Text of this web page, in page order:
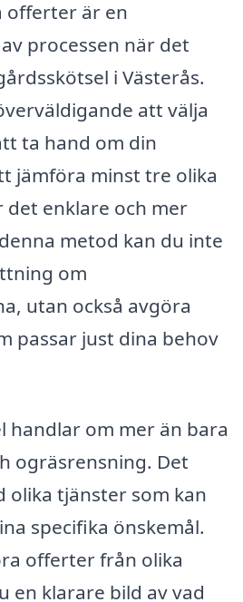
offerter är en
processen när det
i Västerås.
att välja
ta hand om din
jämföra minst tre olika
enklare och mer
metod kan du inte
om
utan också avgöra
passar just dina behov
handlar om mer än bara
ogräsrensning. Det
olika tjänster som kan
specifika önskemål.
offerter från olika
en klarare bild av vad